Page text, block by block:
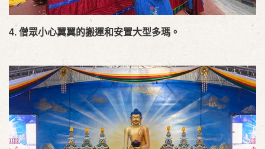
4. 僧眾小心翼翼的搬運和安置大型多瑪。